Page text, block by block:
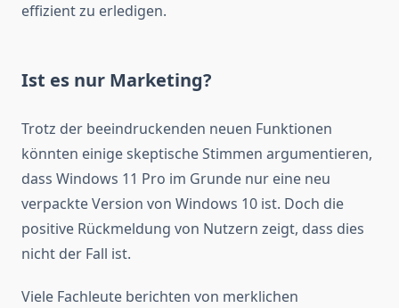
effizient zu erledigen.
Ist es nur Marketing?
Trotz der beeindruckenden neuen Funktionen
könnten einige skeptische Stimmen argumentieren,
dass Windows 11 Pro im Grunde nur eine neu
verpackte Version von Windows 10 ist. Doch die
positive Rückmeldung von Nutzern zeigt, dass dies
nicht der Fall ist.
Viele Fachleute berichten von merklichen